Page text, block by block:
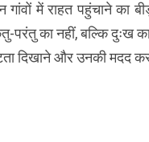
गांवों में राहत पहुंचाने का
परंतु का नहीं, बल्कि दुःख
दिखाने और उनकी मदद